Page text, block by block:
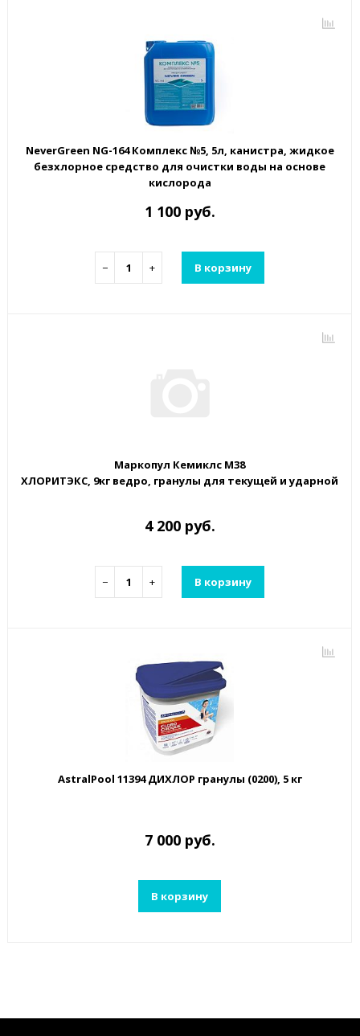
NeverGreen NG-164 Комплекс №5, 5л, канистра, жидкое
безхлорное средство для очистки воды на основе
кислорода
1 100 руб.
− + В корзину
Маркопул Кемиклс М38
ХЛОРИТЭКС, 9кг ведро, гранулы для текущей и ударной
4 200 руб.
− + В корзину
AstralPool 11394 ДИХЛОР гранулы (0200), 5 кг
7 000 руб.
В корзину